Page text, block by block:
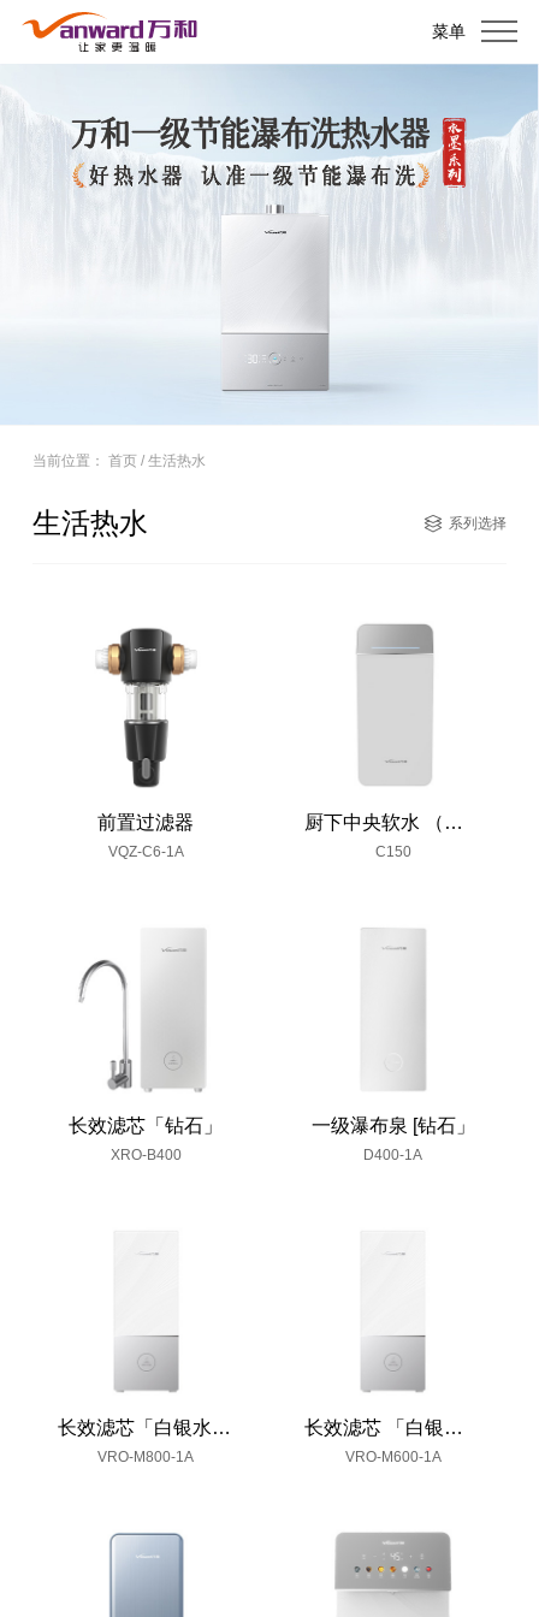
菜单
当前位置： 首页/ 生活热水
生活热水 系列选择
前置过滤器
VQZ-C6-1A
厨下中央软水 （白银水墨）
C150
长效滤芯「钻石」
XRO-B400
一级瀑布泉 [钻石」
D400-1A
长效滤芯「白银水墨」
VRO-M800-1A
长效滤芯 「白银水墨」
VRO-M600-1A